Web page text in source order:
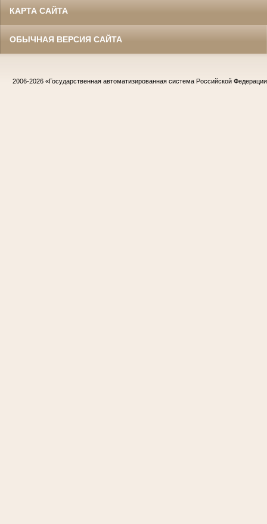
КАРТА САЙТА
ОБЫЧНАЯ ВЕРСИЯ САЙТА
2006-2026 «Государственная автоматизированная система Российской